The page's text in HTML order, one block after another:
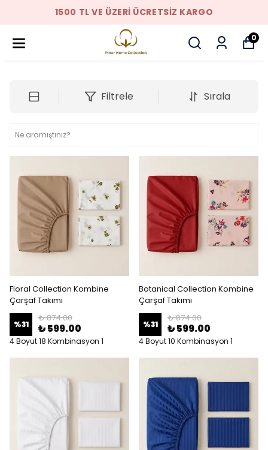
1500 TL VE ÜZERI ÜCRETSIZ KARGO
0
Filtrele Sırala
Floral Collection Kombine
Çarşaf Takımı
%31
₺ 874.00
₺ 599.00
4 Boyut 18 Kombinasyon 1
Botanical Collection Kombine
Çarşaf Takımı
%31
₺ 874.00
₺ 599.00
4 Boyut 10 Kombinasyon 1